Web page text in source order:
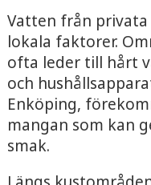
Vatten från privata
lokala faktorer.
ofta leder till hårt
och
Enköping,
mangan som kan
smak.